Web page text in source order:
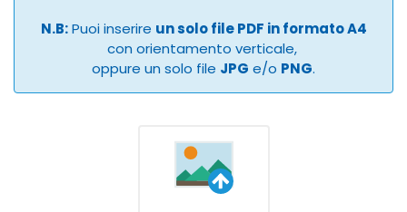
N.B:Puoi inserire un solo file PDF in formato A4
con orientamento verticale,
oppure un solo file JPG e/o PNG.